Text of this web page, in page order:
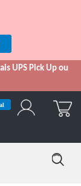
UPS Pick Up ou